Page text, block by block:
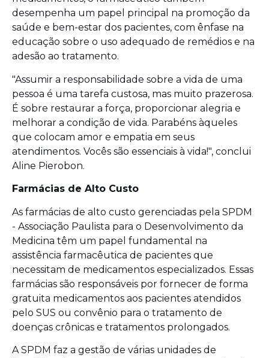
desempenha um papel principal na promoção da
saúde e bem-estar dos pacientes, com ênfase na
educação sobre o uso adequado de remédios e na
adesão ao tratamento.
"Assumir a responsabilidade sobre a vida de uma
pessoa é uma tarefa custosa, mas muito prazerosa.
É sobre restaurar a força, proporcionar alegria e
melhorar a condição de vida. Parabéns àqueles
que colocam amor e empatia em seus
atendimentos. Vocês são essenciais à vida!", conclui
Aline Pierobon.
Farmácias de Alto Custo
As farmácias de alto custo gerenciadas pela SPDM
- Associação Paulista para o Desenvolvimento da
Medicina têm um papel fundamental na
assistência farmacêutica de pacientes que
necessitam de medicamentos especializados. Essas
farmácias são responsáveis por fornecer de forma
gratuita medicamentos aos pacientes atendidos
pelo SUS ou convênio para o tratamento de
doenças crônicas e tratamentos prolongados.
A SPDM faz a gestão de várias unidades de